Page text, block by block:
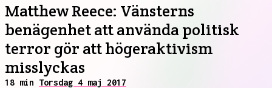
Matthew Reece: Vänsterns
benägenhet att använda politisk
terror gör att högeraktivism
misslyckas
18 min Torsdag 4 maj 2017